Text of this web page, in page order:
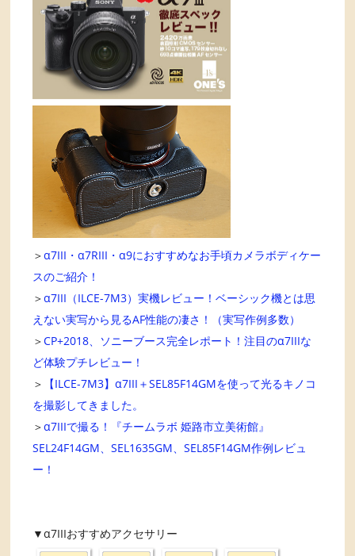
＞α7III・α7RIII・α9におすすめなお手頃カメラボディケー
スのご紹介！
＞α7III（ILCE-7M3）実機レビュー！ベーシック機とは思
えない実写から見るAF性能の凄さ！（実写作例多数）
＞CP+2018、ソニーブース完全レポート！注目のα7IIIな
ど体験プチレビュー！
＞ 【ILCE-7M3】α7III＋SEL85F14GMを使って光るキノコ
を撮影してきました。
＞α7IIIで撮る！『チームラボ 姫路市立美術館』
SEL24F14GM、SEL1635GM、SEL85F14GM作例レビュ
ー！
▼α7IIIおすすめアクセサリー